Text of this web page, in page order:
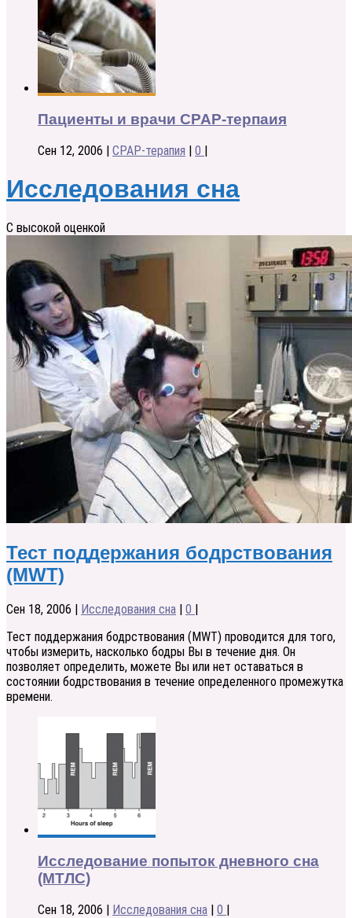
Пациенты и врачи CPAP-терпаия
Сен 12, 2006 | CPAP-терапия | 0 |
Исследования сна
С высокой оценкой
Тест поддержания бодрствования
(MWT)
Сен 18, 2006 Исследования сна 0
Тест поддержания бодрствования (MWT) проводится для того,
чтобы измерить, насколько бодры Вы в течение дня. Он
позволяет определить, можете Вы или нет оставаться в
состоянии бодрствования в течение определенного промежутка
времени.
Исследование попыток дневного сна
(МТЛС)
Сен 18, 2006 | Исследования сна | 0 |